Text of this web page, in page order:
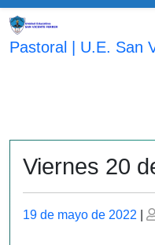
Saltar
contenido
Pastoral | U.E. San
Viernes 20
Publicado
19 de mayo de 2022